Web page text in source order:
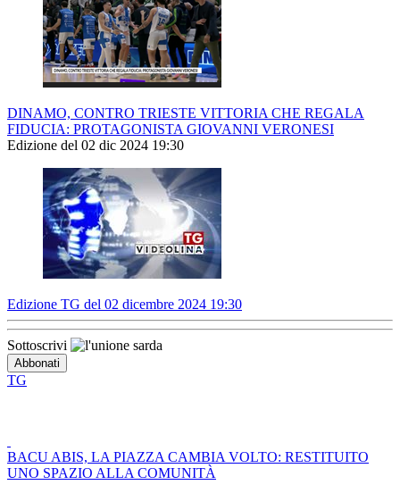
DINAMO, CONTRO TRIESTE VITTORIA CHE REGALA
FIDUCIA: PROTAGONISTA GIOVANNI VERONESI
Edizione del 02 dic 2024 19:30
Edizione TG del 02 dicembre 2024 19:30
Sottoscrivi
TG
BACU ABIS, LA PIAZZA CAMBIA VOLTO: RESTITUITO
UNO SPAZIO ALLA COMUNITÀ